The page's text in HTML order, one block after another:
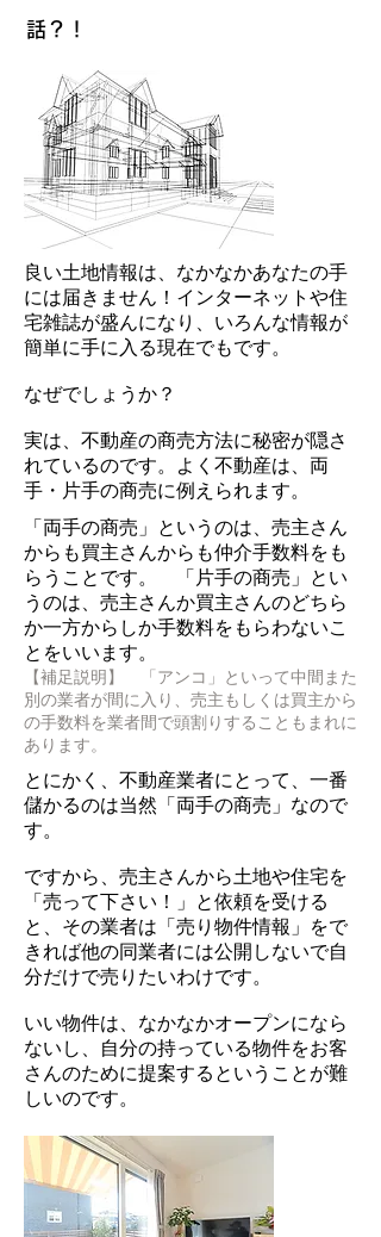
話？！
良い土地情報は、なかなかあなたの手
には届きません！インターネットや住
宅雑誌が盛んになり、いろんな情報が
簡単に手に入る現在でもです。
なぜでしょうか？
実は、不動産の商売方法に秘密が隠さ
れているのです。よく不動産は、両
手・片手の商売に例えられます。
「両手の商売」というのは、売主さん
からも買主さんからも仲介手数料をも
らうことです。 「片手の商売」とい
うのは、売主さんか買主さんのどちら
か一方からしか手数料をもらわないこ
とをいいます。
【補足説明】 「アンコ」といって中間また
別の業者が間に入り、売主もしくは買主から
の手数料を業者間で頭割りすることもまれに
あります。
とにかく、不動産業者にとって、一番
儲かるのは当然「両手の商売」なので
す。
ですから、売主さんから土地や住宅を
「売って下さい！」と依頼を受ける
と、その業者は「売り物件情報」をで
きれば他の同業者には公開しないで自
分だけで売りたいわけです。
いい物件は、なかなかオープンになら
ないし、自分の持っている物件をお客
さんのために提案するということが難
しいのです。